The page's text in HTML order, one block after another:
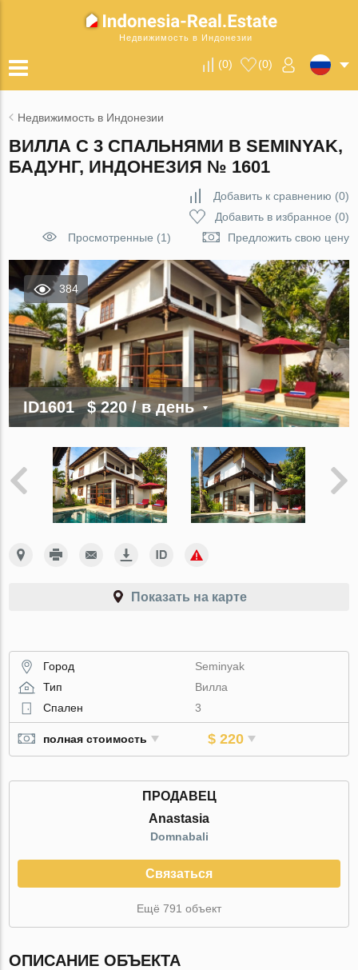
Недвижимость в Индонезии
(0) (0)
Недвижимость в Индонезии
ВИЛЛА С 3 СПАЛЬНЯМИ В SEMINYAK,
БАДУНГ, ИНДОНЕЗИЯ № 1601
Добавить к сравнению (0)
Добавить в избранное (0)
Просмотренные (1)
Предложить свою цену
384
ID1601 $ 220/ в день
Показать на карте
Город
Seminyak
Тип
Вилла
Спален
3
полная стоимость $ 220
ПРОДАВЕЦ
Anastasia
Domnabali
Связаться
Ещё 791 объект
ОПИСАНИЕ ОБЪЕКТА